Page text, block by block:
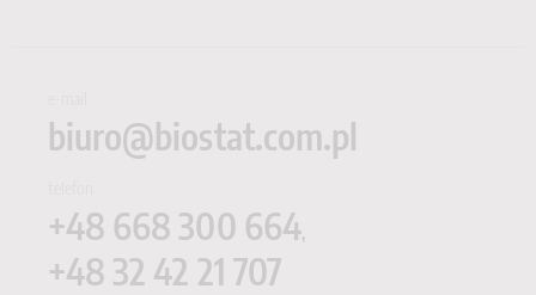
biuro@biostat.com.pl
+48 668 300 664,
+48 32 42 21 707